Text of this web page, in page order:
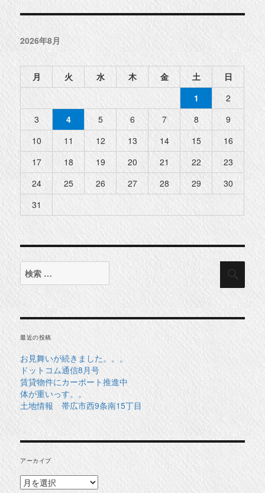
2026年8月
月 火 水 木 金 土
日
1
2
3
4 5 6 7 8
9
10
11 12 13 14 15
16
17
18 19 20 21 22
23
24
25 26 27 28 29
30
31
検
索
対
索
最近の投稿
お見舞いが続きました。。。
ドットコム通信8月号
賃貸物件にカーポート推進中
体が重いっす。。
土地情報 帯広市西9条南15丁目
アーカイブ
ア